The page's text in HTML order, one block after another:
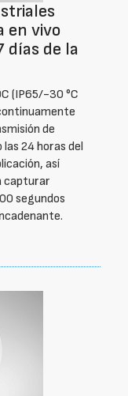
en vivo
días de la
(IP65/-30 °C
de
24 horas del
así
capturar
segundos